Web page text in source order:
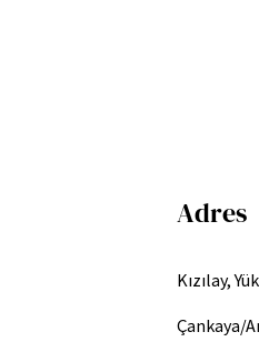
Adres
Kızılay,
Çankaya/